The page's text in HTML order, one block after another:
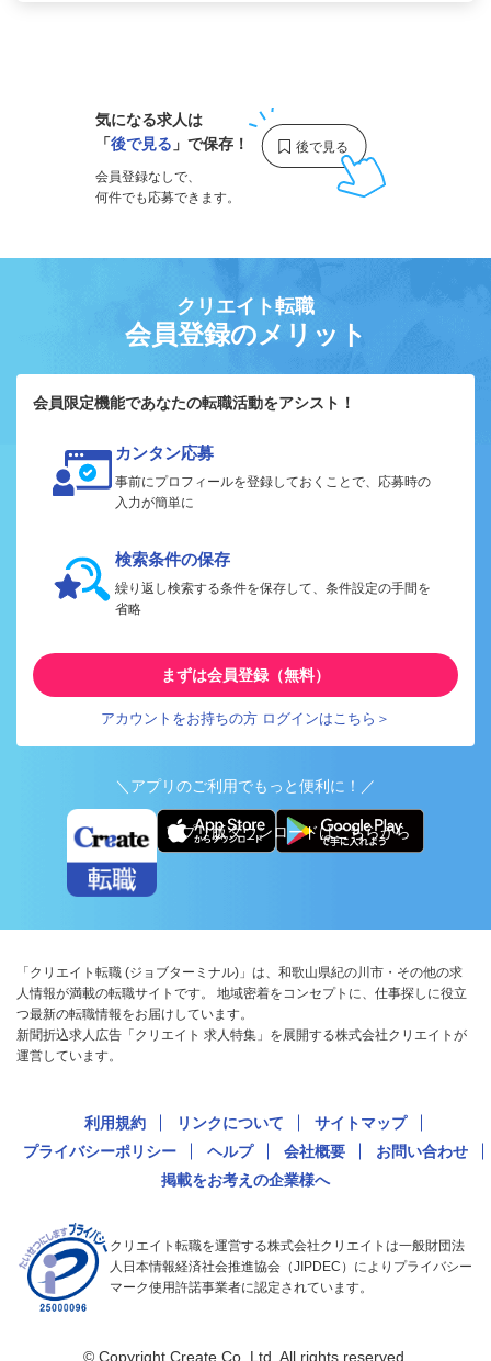
気になる求人は
「後で見る 」で保存！
会員登録なしで、
何件でも応募できます。
クリエイト転職
会員登録のメリット
会員限定機能であなたの転職活動をアシスト！
カンタン応募
事前にプロフィールを登録しておくことで、応募時の
入力が簡単に
検索条件の保存
繰り返し検索する条件を保存して、条件設定の手間を
省略
まずは会員登録（無料）
アカウントをお持ちの方 ログインはこちら＞
＼アプリのご利用でもっと便利に！／
アプリ版ダウンロードはこちらから
「クリエイト転職 (ジョブターミナル)」は、和歌山県紀の川市・その他の求
人情報が満載の転職サイトです。 地域密着をコンセプトに、仕事探しに役立
つ最新の転職情報をお届けしています。
新聞折込求人広告「クリエイト 求人特集」を展開する株式会社クリエイトが
運営しています。
利用規約 リンクについて
サイトマップ
プライバシーポリシー
ヘルプ 会社概要
お問い合わせ
掲載をお考えの企業様へ
クリエイト転職を運営する株式会社クリエイトは一般財団法
人日本情報経済社会推進協会（JIPDEC）によりプライバシー
マーク使用許諾事業者に認定されています。
© Copyright Create Co.,Ltd. All rights reserved.